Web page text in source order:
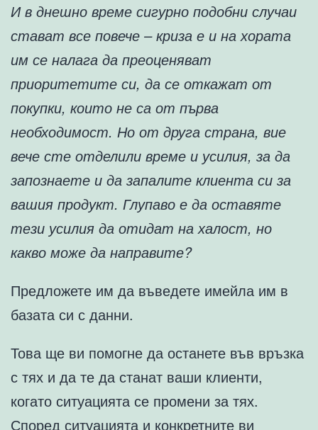
И в днешно време сигурно подобни случаи
стават все повече – криза е и на хората
им се налага да преоценяват
приоритетите си, да се откажат от
покупки, които не са от първа
необходимост. Но от друга страна, вие
вече сте отделили време и усилия, за да
запознаете и да запалите клиента си за
вашия продукт. Глупаво е да оставяте
тези усилия да отидат на халост, но
какво може да направите?
Предложете им да въведете имейла им в
базата си с данни.
Това ще ви помогне да останете във връзка
с тях и да те да станат ваши клиенти,
когато ситуацията се промени за тях.
Според ситуацията и конкретните ви